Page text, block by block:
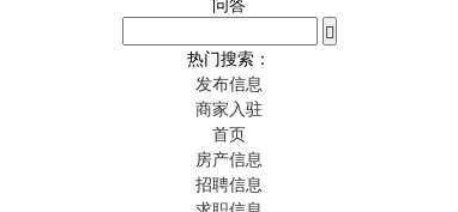
热门搜索：
发布信息
商家入驻
首页
房产信息
招聘信息